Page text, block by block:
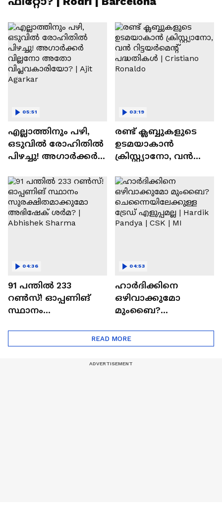
എല്ലാത്തിനും പഴി,
ഒടുവില്‍ രോഹിതില്‍
പിഴച്ചു! അഗാര്‍ക്കർ
വിപ്ലവകാരിയോ? |
Ajit Agarkar
05:51
രണ്ട്‌ ക്ലബ്ബുകളുടെ
ഉടമയാകാന്‍
ക്രിസ്റ്റ്യാനോ, വന്‍
പദ്ധതികള്‍ | Cristiano
Ronaldo
03:19
91 പന്തില്‍ 233
റണ്‍സ്! ഓപ്പണിങ്
സ്ഥാനം
അഭിഷേക് ശർമ? |
Abhishek Sharma
04:36
ഹാർദിക്കിനെ
ഒഴിവാക്കുമോ
മുംബൈ?
ട്രേഡ് എളുപ്പമല്ല |
Hardik Pandya | CSK |
04:53
READ MORE